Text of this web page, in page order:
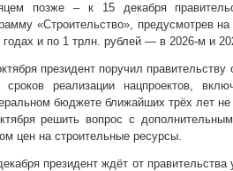
позже – к 15 декабря
«Строительство», предусмотрев
годах и по 1 трлн. рублей — в 2026-м и
президент поручил
сроков реализации нацпроектов,
бюджете ближайших трёх лет
решить вопрос с
цен на строительные ресурсы.
президент ждёт от